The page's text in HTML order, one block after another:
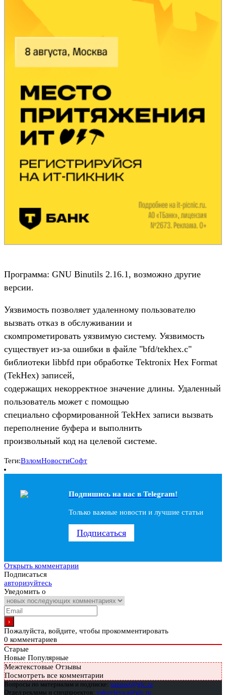
Программа: GNU Binutils 2.16.1, возможно другие
версии.
Уязвимость позволяет удаленному пользователю
вызвать отказ в обслуживании и
скомпрометировать уязвимую систему. Уязвимость
существует из-за ошибки в файле "bfd/tekhex.c"
библиотеки libbfd при обработке Tektronix Hex Format
(TekHex) записей,
содержащих некорректное значение длины. Удаленный
пользователь может с помощью
специально сформированной TekHex записи вызвать
переполнение буфера и выполнить
произвольный код на целевой системе.
Теги:ВзломНовостиСофт
Подпишись на наc в Telegram!
Только важные новости и лучшие статьи
Подписаться
Открыть комментарии
Подписаться
авторизуйтесь
Уведомить о
Пожалуйста, войдите, чтобы прокомментировать
0 комментариев
Старые
Новые Популярные
Межтекстовые Отзывы
Посмотреть все комментарии
Вопросы по материалам и подписке: support@glc.ru
Отдел рекламы и спецпроектов: yakovleva.a@glc.ru